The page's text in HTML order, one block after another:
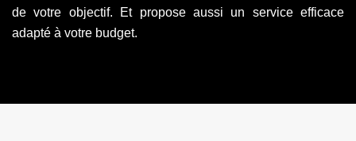
de votre objectif. Et propose aussi un service efficace
adapté à votre budget.